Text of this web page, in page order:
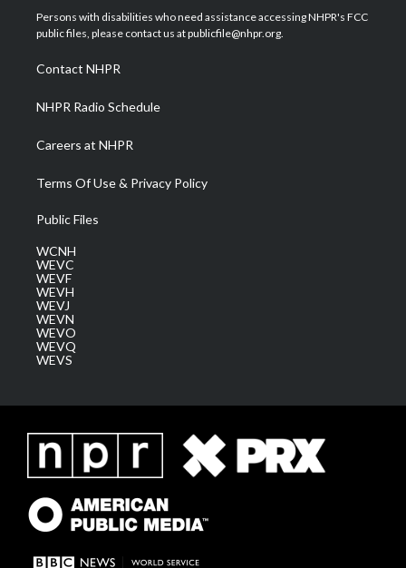
t
e
a
g
a
m
u
b
b
o
e
d
Persons with disabilities who need assistance accessing NHPR's FCC
public files, please contact us at publicfile@nhpr.org.
Contact NHPR
NHPR Radio Schedule
Careers at NHPR
Terms Of Use & Privacy Policy
Public Files
WCNH
WEVC
WEVF
WEVH
WEVJ
WEVN
WEVO
WEVQ
WEVS